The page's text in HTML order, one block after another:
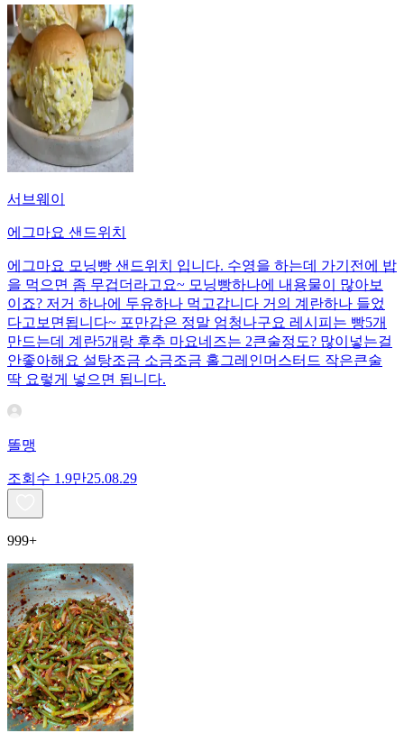
서브웨이
에그마요 샌드위치
에그마요 모닝빵 샌드위치 입니다. 수영을 하는데 가기전에 밥
을 먹으면 좀 무겁더라고요~ 모닝빵하나에 내용물이 많아보
이죠? 저거 하나에 두유하나 먹고갑니다 거의 계란하나 들었
다고보면됩니다~ 포만감은 정말 엄청나구요 레시피는 빵5개
만드는데 계란5개랑 후추 마요네즈는 2큰술정도? 많이넣는걸
안좋아해요 설탕조금 소금조금 홀그레인머스터드 작은큰술
딱 요렇게 넣으면 됩니다.
똘맹
조회수 1.9만25.08.29
999+